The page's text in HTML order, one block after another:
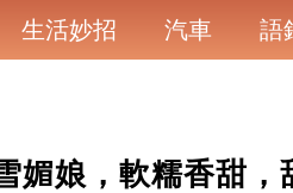
生活妙招 汽車 語
媚娘，軟糯香甜，